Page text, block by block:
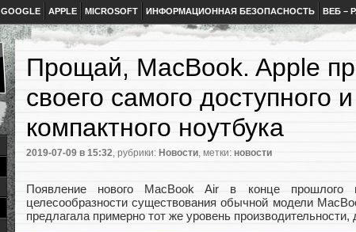
GOOGLE APPLE MICROSOFT ИНФОРМАЦИОННАЯ БЕЗОПАСНОСТЬ ВЕБ –
Прощай, MacBook. Apple
своего самого доступного
компактного ноутбука
2019-07-09 в 15:32, рубрики: Новости, метки: новости
Появление нового MacBook Air в конце прошлого
целесообразности существования обычной модели
предлагала примерно тот же уровень